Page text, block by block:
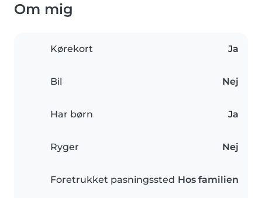
Om mig
Kørekort Ja
Bil Nej
Har børn Ja
Ryger Nej
Foretrukket pasningssted Hos familien